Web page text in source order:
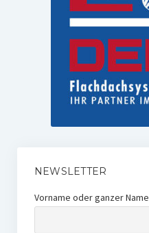
NEWSLETTER
Vorname oder ganzer Name